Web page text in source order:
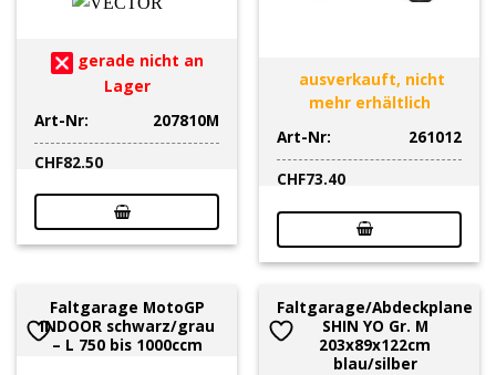
gerade nicht an
Lager
Art-Nr:
207810M
CHF82.50
ausverkauft, nicht
mehr erhältlich
Art-Nr:
261012
CHF73.40
Faltgarage MotoGP
INDOOR schwarz/grau
– L 750 bis 1000ccm
Faltgarage/Abdeckplane
SHIN YO Gr. M
203x89x122cm
blau/silber